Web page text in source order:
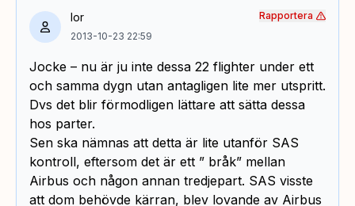
Ior
2013-10-23 22:59
Jocke – nu är ju inte dessa 22 flighter under ett
och samma dygn utan antagligen lite mer utspritt.
Dvs det blir förmodligen lättare att sätta dessa
hos parter.
Sen ska nämnas att detta är lite utanför SAS
kontroll, eftersom det är ett ” bråk” mellan
Airbus och någon annan tredjepart. SAS visste
att dom behövde kärran, blev lovande av Airbus
Rapportera